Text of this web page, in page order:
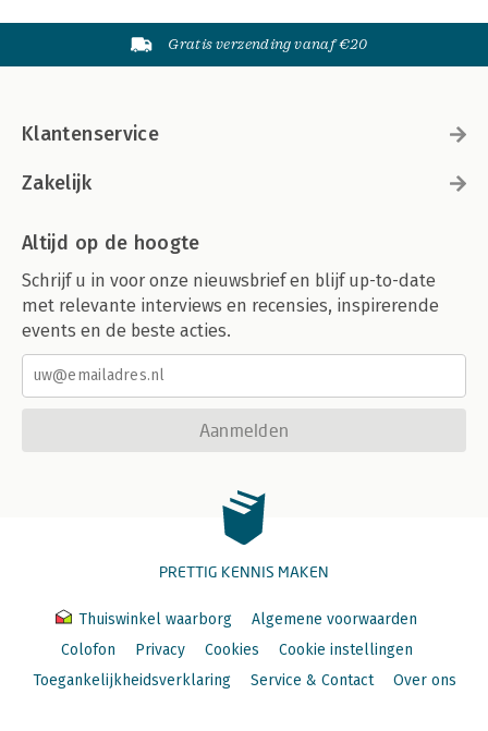
Gratis verzending vanaf €20
Klantenservice
Zakelijk
Altijd op de hoogte
Schrijf u in voor onze nieuwsbrief en blijf up-to-date
met relevante interviews en recensies, inspirerende
events en de beste acties.
Aanmelden
PRETTIG KENNIS MAKEN
Thuiswinkel waarborg
Algemene voorwaarden
Colofon
Privacy Cookies
Cookie instellingen
Toegankelijkheidsverklaring
Service & Contact Over ons